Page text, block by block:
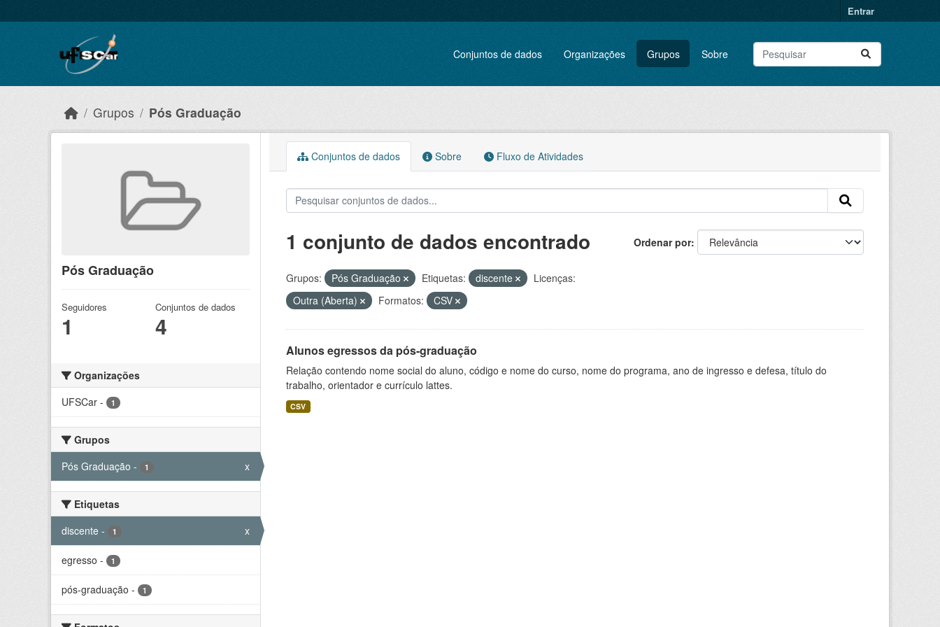
Entrar
Conjuntos de dados Organizações Grupos Sobre
Grupos Pós Graduação
Pós Graduação
Seguidores
1
Conjuntos de dados
4
Organizações
UFSCar - 1
Grupos
Pós Graduação - 1 x
Etiquetas
discente - 1 x
egresso - 1
pós-graduação - 1
Conjuntos de dados Sobre Fluxo de Atividades
Ordenar por
1 conjunto de dados encontrado
Grupos: Pós Graduação Etiquetas: discente
Licenças:
Outra (Aberta)
Formatos: CSV
Alunos egressos da pós-graduação
Relação contendo nome social do aluno, código e nome do curso, nome do programa, ano de ingresso e defesa, título do
trabalho, orientador e currículo lattes.
CSV